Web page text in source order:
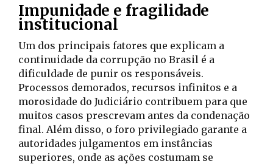
Impunidade e fragilidade
institucional
Um dos principais fatores que explicam a
continuidade da corrupção no Brasil é a
dificuldade de punir os responsáveis.
Processos demorados, recursos infinitos e a
morosidade do Judiciário contribuem para que
muitos casos prescrevam antes da condenação
final. Além disso, o foro privilegiado garante a
autoridades julgamentos em instâncias
superiores, onde as ações costumam se